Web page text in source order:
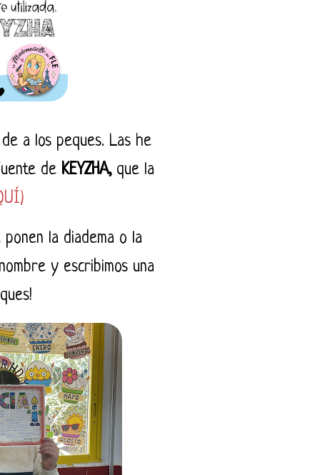
a los peques. Las he
de KEYZHA,que la
ponen la diadema o la
y escribimos una